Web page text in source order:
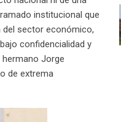
institucional que
del sector económico,
confidencialidad y
Jorge
de extrema